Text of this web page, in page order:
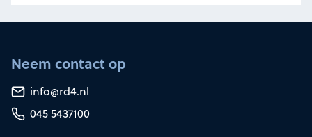
Neem contact op
info@rd4.nl
045 5437100